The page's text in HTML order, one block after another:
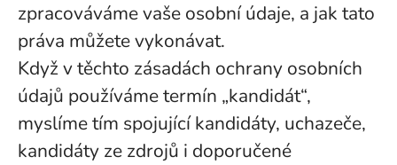
zpracováváme vaše osobní údaje, a jak tato
práva můžete vykonávat.
Když v těchto zásadách ochrany osobních
údajů používáme termín „kandidát“,
myslíme tím spojující kandidáty, uchazeče,
kandidáty ze zdrojů i doporučené